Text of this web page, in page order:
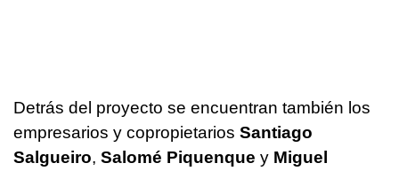
Detrás del proyecto se encuentran también los
empresarios y copropietarios Santiago
Salgueiro, Salomé Piquenque y Miguel